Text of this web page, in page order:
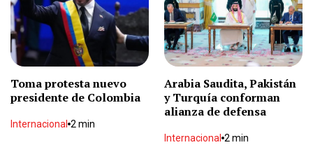
Le dan 6 años de cárcel a exalcalde del PAN por
abuso sexual
Nacional 2 min
"Te seguiremos poniendo en tu lugar": Daniela
Álvarez a Ariadna Montiel
Local
Toma protesta nuevo
presidente de Colombia
Internacional 2 min
Arabia Saudita, Pakistán
y Turquía conforman
alianza de defensa
Internacional 2 min